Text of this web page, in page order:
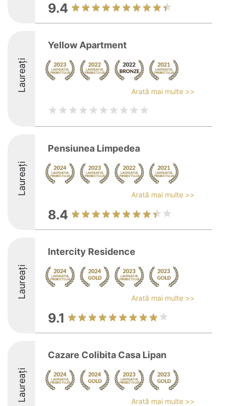
9.4
Laureați
Yellow Apartment
Arată mai multe >>
Laureați
Pensiunea Limpedea
Arată mai multe >>
8.4
Laureați
Intercity Residence
Arată mai multe >>
9.1
Laureați
Cazare Colibita Casa Lipan
Arată mai multe >>